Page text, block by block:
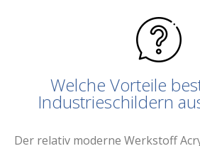
Welche Vorteile
Industrieschildern
Der relativ moderne Werkstoff